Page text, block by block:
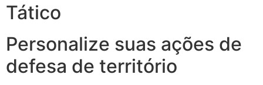
Tático
Personalize suas ações de
defesa de território